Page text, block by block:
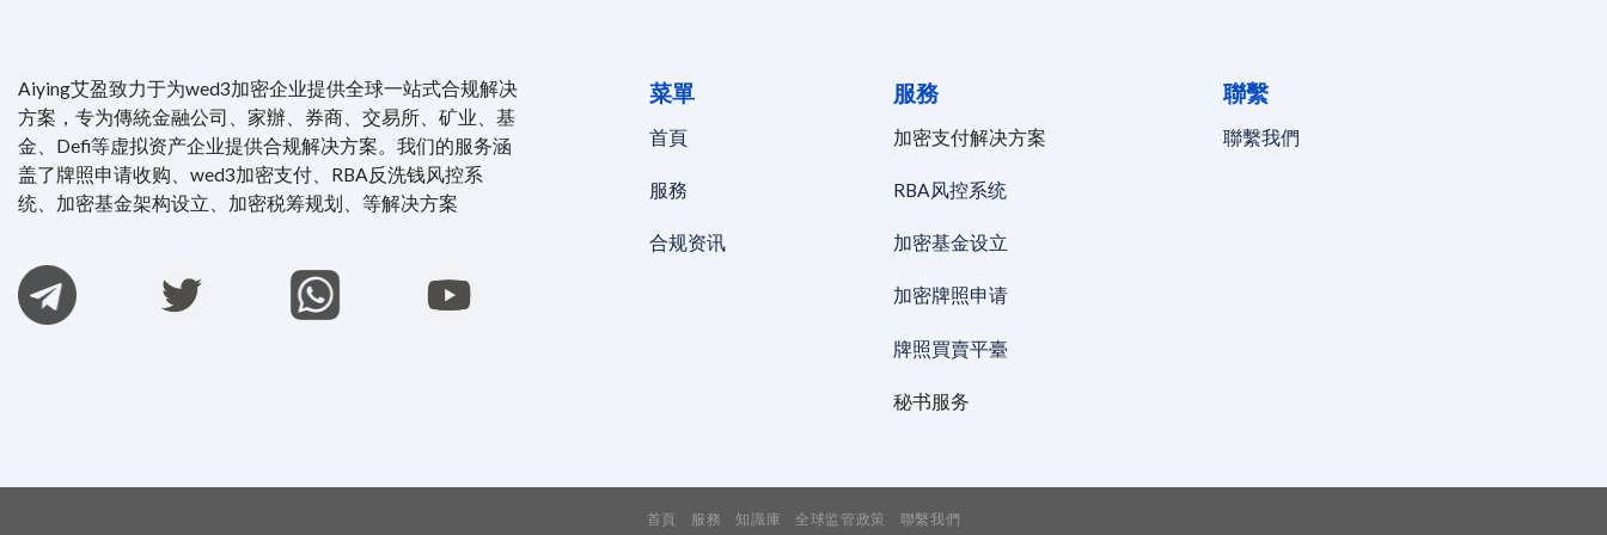
Aiying艾盈致力于为wed3加密企业提供全球一站式合规解决
方案，专为傳統金融公司、家辦、券商、交易所、矿业、基
金、Defi等虚拟资产企业提供合规解决方案。我们的服务涵
盖了牌照申请收购、wed3加密支付、RBA反洗钱风控系
统、加密基金架构设立、加密税筹规划、等解决方案
菜單
首頁
服務
合规资讯
服務
加密支付解决方案
RBA风控系统
加密基金设立
加密牌照申请
牌照買賣平臺
秘书服务
聯繫
聯繫我們
首頁 服務 知識庫 全球监管政策 聯繫我們